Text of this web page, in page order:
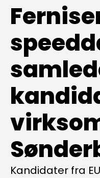
Kandidater fra